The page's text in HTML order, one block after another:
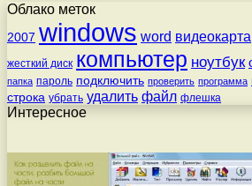
Облако меток
2007 windows word видеокарта
жесткий диск компьютер ноутбук
папка пароль подключить проверить программа
строка убрать удалить файл флешка
Интересное